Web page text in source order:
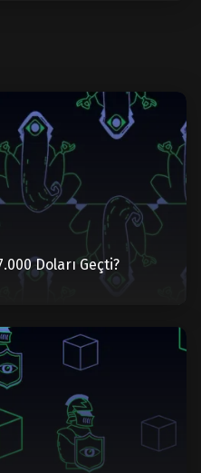
Doları Geçti?